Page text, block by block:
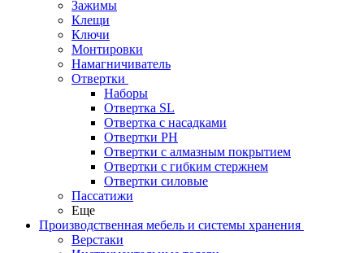
Зажимы
Клещи
Ключи
Монтировки
Намагничиватель
Отвертки
Наборы
Отвертка SL
Отвертка с насадками
Отвертки PH
Отвертки с алмазным покрытием
Отвертки с гибким стержнем
Отвертки силовые
Пассатижи
Еще
Производственная мебель и системы хранения
Верстаки